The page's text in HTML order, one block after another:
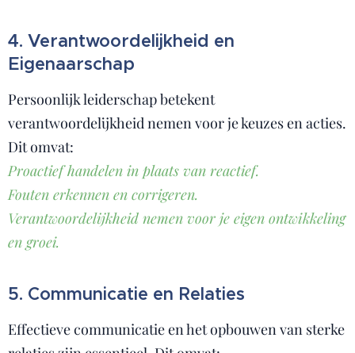
4. Verantwoordelijkheid en
Eigenaarschap
Persoonlijk leiderschap betekent
verantwoordelijkheid nemen voor je keuzes en acties.
Dit omvat:
Proactief handelen in plaats van reactief.
Fouten erkennen en corrigeren.
Verantwoordelijkheid nemen voor je eigen ontwikkeling
en groei.
5. Communicatie en Relaties
Effectieve communicatie en het opbouwen van sterke